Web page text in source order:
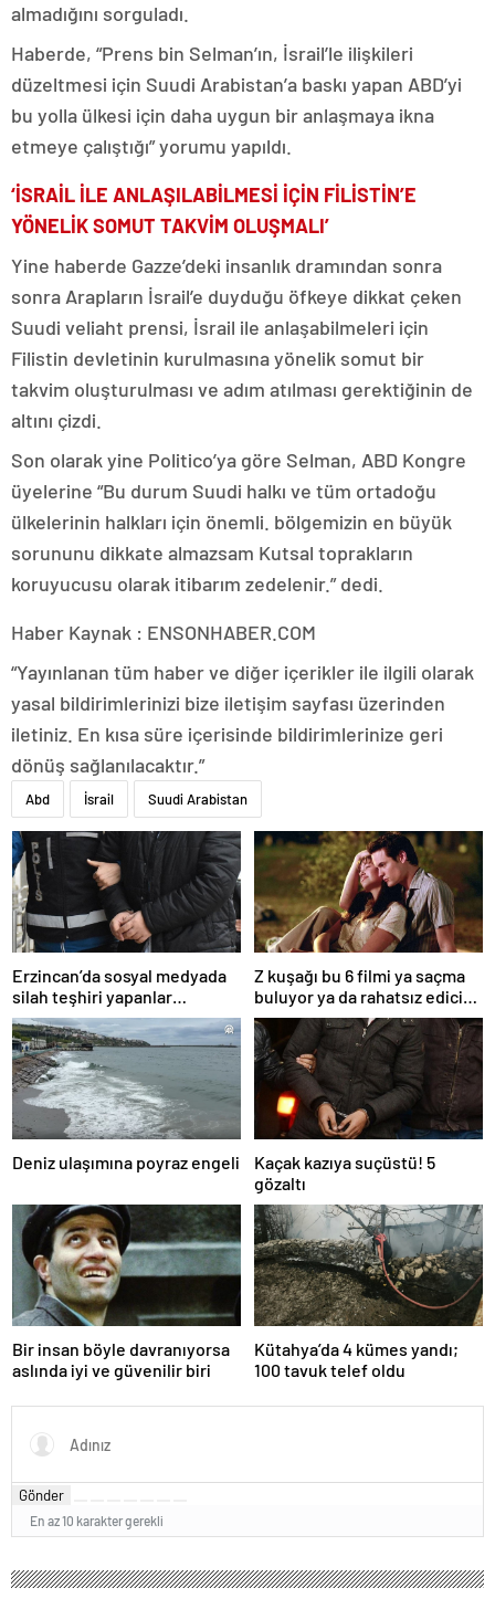
almadığını sorguladı.
Haberde, “Prens bin Selman’ın, İsrail’le ilişkileri
düzeltmesi için Suudi Arabistan’a baskı yapan ABD’yi
bu yolla ülkesi için daha uygun bir anlaşmaya ikna
etmeye çalıştığı” yorumu yapıldı.
‘İSRAİL İLE ANLAŞILABİLMESİ İÇİN FİLİSTİN’E
YÖNELİK SOMUT TAKVİM OLUŞMALI’
Yine haberde Gazze’deki insanlık dramından sonra
sonra Arapların İsrail’e duyduğu öfkeye dikkat çeken
Suudi veliaht prensi, İsrail ile anlaşabilmeleri için
Filistin devletinin kurulmasına yönelik somut bir
takvim oluşturulması ve adım atılması gerektiğinin de
altını çizdi.
Son olarak yine Politico’ya göre Selman, ABD Kongre
üyelerine “Bu durum Suudi halkı ve tüm ortadoğu
ülkelerinin halkları için önemli. bölgemizin en büyük
sorununu dikkate almazsam Kutsal toprakların
koruyucusu olarak itibarım zedelenir.” dedi.
Haber Kaynak : ENSONHABER.COM
“Yayınlanan tüm haber ve diğer içerikler ile ilgili olarak
yasal bildirimlerinizi bize iletişim sayfası üzerinden
iletiniz. En kısa süre içerisinde bildirimlerinize geri
dönüş sağlanılacaktır.”
Abd İsrail Suudi Arabistan
Erzincan’da sosyal medyada
silah teşhiri yapanlar
yakalandı
Z kuşağı bu 6 filmi ya saçma
buluyor ya da rahatsız edici
ve toksik!
Deniz ulaşımına poyraz engeli
Kaçak kazıya suçüstü! 5
gözaltı
Bir insan böyle davranıyorsa
aslında iyi ve güvenilir biri
Kütahya’da 4 kümes yandı;
100 tavuk telef oldu
Gönder
En az 10 karakter gerekli